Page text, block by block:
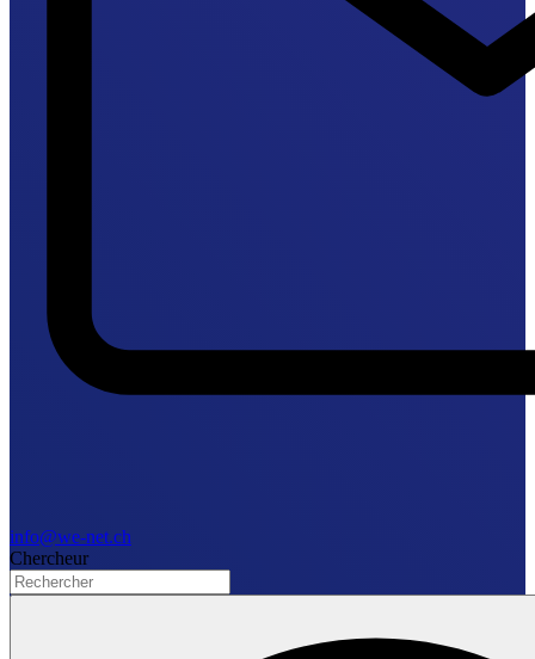
info@we-net.ch
Chercheur